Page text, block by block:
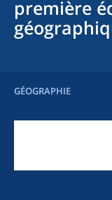
première
GÉOGRAPHIE